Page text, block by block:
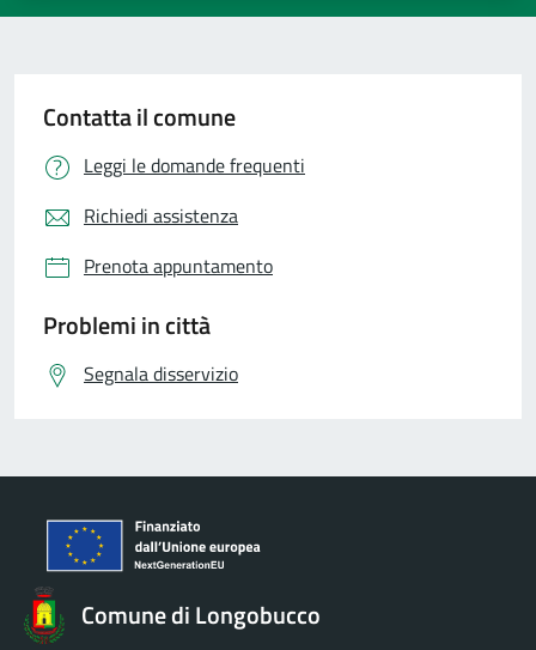
Contatta il comune
Leggi le domande frequenti
Richiedi assistenza
Prenota appuntamento
Problemi in città
Segnala disservizio
Comune di Longobucco